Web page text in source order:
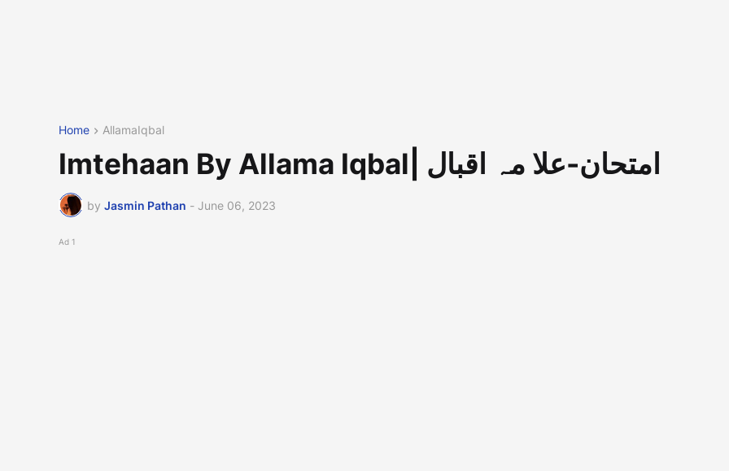
Home AllamaIqbal
Imtehaan By Allama Iqbal| امتحان-علا مہ اقبال
by Jasmin Pathan - June 06, 2023
Ad 1